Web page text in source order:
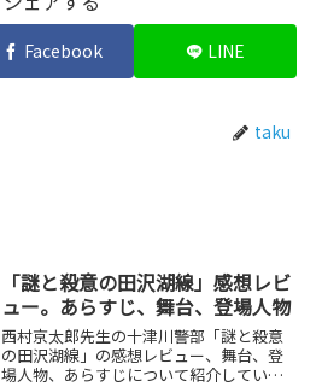
Facebook LINE
taku
「謎と殺意の田沢湖線」感想レビ
ュー。あらすじ、舞台、登場人物
西村京太郎先生の十津川警部「謎と殺意
の田沢湖線」の感想レビュー、舞台、登
場人物、あらすじについて紹介していま